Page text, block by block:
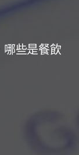
些是餐飲